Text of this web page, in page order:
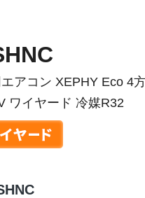
アコン XEPHY Eco 4
ワイヤード 冷媒R32